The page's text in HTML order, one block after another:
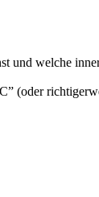
und welche
(oder